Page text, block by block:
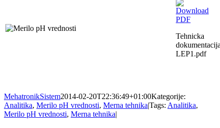
Tehnicka
LEP1.pdf
MehatronikSistem2014-02-20T22:36:49+01:00Kategorije:
Analitika, Merilo pH vrednosti, Merna tehnika|Tags: Analitika,
Merilo pH vrednosti, Merna tehnika|